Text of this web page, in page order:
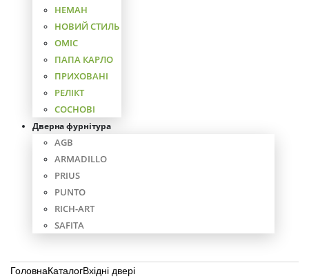
НЕМАН
НОВИЙ СТИЛЬ
ОМІС
ПАПА КАРЛО
ПРИХОВАНІ
РЕЛІКТ
СОСНОВІ
Дверна фурнітура
AGB
ARMADILLO
PRIUS
PUNTO
RICH-ART
SAFITA
ГоловнаКаталогВхідні двері